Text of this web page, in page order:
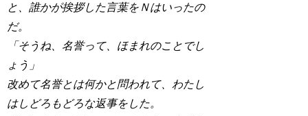
と、誰かが挨拶した言葉をＮはいったの
だ。
「そうね、名誉って、ほまれのことでし
ょう」
改めて名誉とは何かと問われて、わたし
はしどろもどろな返事をした。